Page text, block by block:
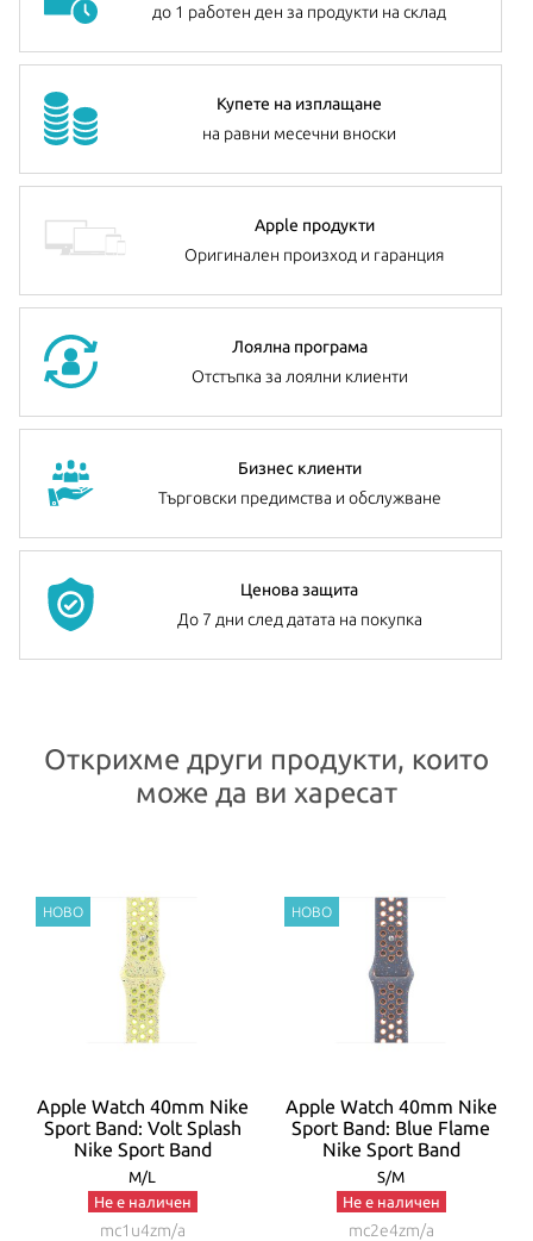
до 1 работен ден за продукти на склад
Купете на изплащане
на равни месечни вноски
Apple продукти
Оригинален произход и гаранция
Лоялна програма
Отстъпка за лоялни клиенти
Бизнес клиенти
Търговски предимства и обслужване
Ценова защита
До 7 дни след датата на покупка
Открихме други продукти, които
може да ви харесат
Apple Watch 40mm Nike
Sport Band: Volt Splash
Nike Sport Band
M/L
Не е наличен
mc1u4zm/a
Apple Watch 40mm Nike
Sport Band: Blue Flame
Nike Sport Band
S/M
Не е наличен
mc2e4zm/a